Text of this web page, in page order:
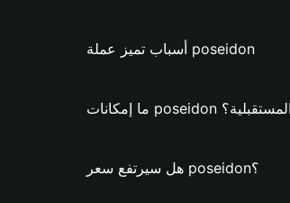
أسباب تميز عملة poseidon
ما إمكانات poseidon المستقبلية؟
هل سيرتفع سعر poseidon؟